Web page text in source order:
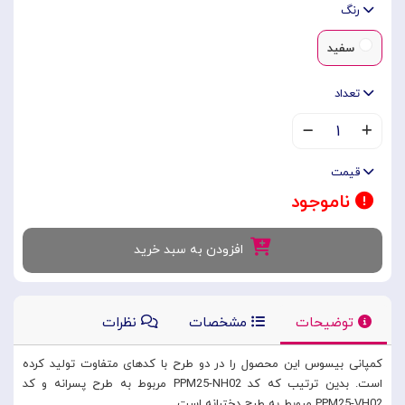
رنگ
سفید
تعداد
۱
قیمت
ناموجود
افزودن به سبد خرید
توضیحات مشخصات نظرات
کمپانی بیسوس این محصول را در دو طرح با کدهای متفاوت تولید کرده
است. بدین ترتیب که کد PPM25-NH02 مربوط به طرح پسرانه و کد